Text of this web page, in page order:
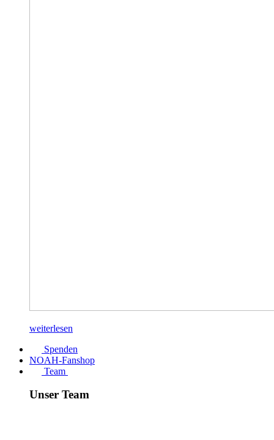
weiterlesen
Spenden
NOAH-Fanshop
Team
Unser Team